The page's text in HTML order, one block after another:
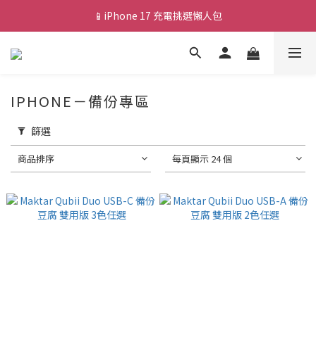
💰新會員送 $88 購物金
📱iPhone 17 充電挑選懶人包
🎟️ 去領優惠券 ▶▶
IPHONE－備份專區
篩選
商品排序 每頁顯示 24 個